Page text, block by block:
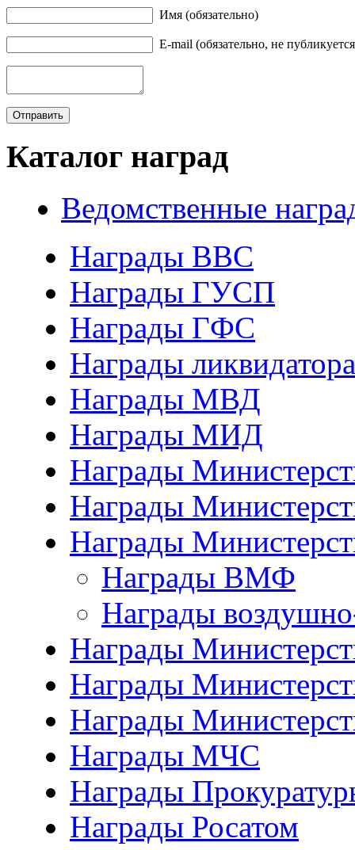
Имя (обязательно)
E-mail (обязательно, не
Каталог наград
Ведомственные
Награды ВВС
Награды ГУСП
Награды ГФС
Награды
Награды МВД
Награды МИД
Награды
Награды
Награды
Награды ВМФ
Награды
Награды
Награды
Награды
Награды МЧС
Награды
Награды Росатом